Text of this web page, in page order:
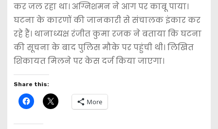
कर जल रहा था। अग्निशमन ने आग पर काबू पाया।
घटना के कारणों की जानकारी से संचालक इंकार कर
रहे हैं। थानाध्यक्ष रंजीत कुमा रजक ने बताया कि घटना
की सूचना के बाद पुलिस मौके पर पहुंची थी। लिखित
शिकायत मिलने पर केस दर्ज किया जाएगा।
Share this:
More